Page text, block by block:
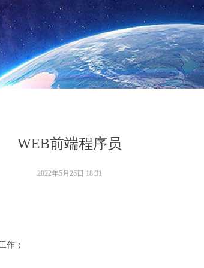
WEB前端程序员
作；
2022年5月26日 18:31